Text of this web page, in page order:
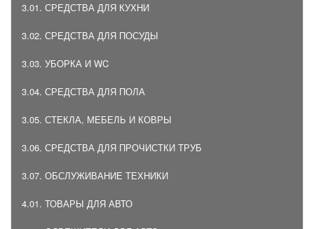
3.01. СРЕДСТВА ДЛЯ КУХНИ
3.02. СРЕДСТВА ДЛЯ ПОСУДЫ
3.03. УБОРКА И WC
3.04. СРЕДСТВА ДЛЯ ПОЛА
3.05. СТЕКЛА, МЕБЕЛЬ И КОВРЫ
3.06. СРЕДСТВА ДЛЯ ПРОЧИСТКИ ТРУБ
3.07. ОБСЛУЖИВАНИЕ ТЕХНИКИ
4.01. ТОВАРЫ ДЛЯ АВТО